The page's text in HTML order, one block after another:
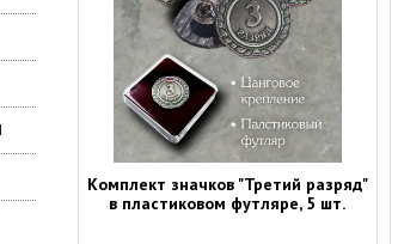
Комплект значков "Третий разряд"
в пластиковом футляре, 5 шт.